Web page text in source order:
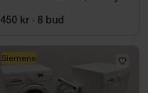
450 kr · 8 bud
Siemens